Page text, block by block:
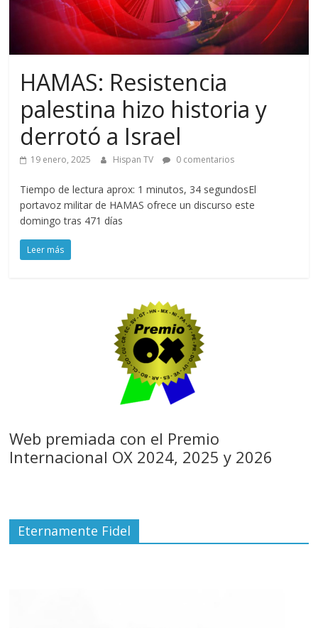
HAMAS: Resistencia
palestina hizo historia y
derrotó a Israel
19 enero, 2025 Hispan TV 0 comentarios
Tiempo de lectura aprox: 1 minutos, 34 segundosEl
portavoz militar de HAMAS ofrece un discurso este
domingo tras 471 días
Leer más
Web premiada con el Premio
Internacional OX 2024, 2025 y 2026
Eternamente Fidel